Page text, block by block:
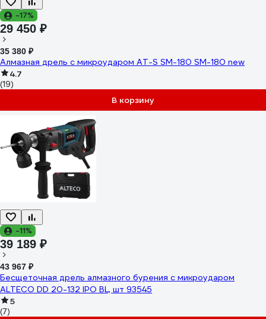
-17%
29 450 ₽
35 380 ₽
Алмазная дрель с микроударом AT-S SM-180 SM-180 new
4.7
(19)
В корзину
-11%
39 189 ₽
43 967 ₽
Бесщеточная дрель алмазного бурения с микроударом
ALTECO DD 20-132 IPO BL, шт 93545
5
(7)